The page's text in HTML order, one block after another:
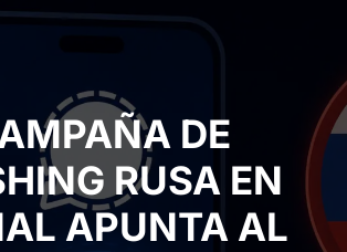
DE
RUSA EN
APUNTA AL